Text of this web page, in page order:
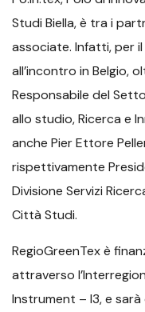
Studi Biella, è tra i
associate. Infatti, per
all’incontro in Belgio,
Responsabile del
allo studio, Ricerca e
anche Pier Ettore
rispettivamente
Divisione Servizi
Città Studi.
RegioGreenTex è
attraverso
Instrument – I3, e